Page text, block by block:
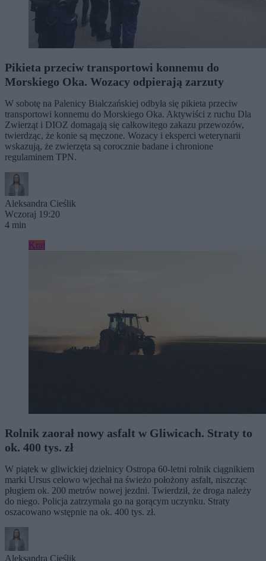
Pikieta przeciw transportowi konnemu do
Morskiego Oka. Wozacy odpierają zarzuty
W sobotę na Palenicy Białczańskiej odbyła się pikieta przeciw
transportowi konnemu do Morskiego Oka. Aktywiści z ruchu Dla
Zwierząt i DIOZ domagają się całkowitego zakazu przewozów,
twierdząc, że konie są męczone. Wozacy i eksperci weterynarii
wskazują, że zwierzęta są corocznie badane i chronione
regulaminem TPN.
Aleksandra Cieślik
Wczoraj 19:20
4 min
Kraj
Rolnik zaorał nowy asfalt w Gliwicach. Straty to
ok. 400 tys. zł
W piątek w gliwickiej dzielnicy Ostropa 60-letni rolnik ciągnikiem
marki Ursus celowo wjechał na świeżo położony asfalt, niszcząc
pługiem ok. 200 metrów nowej jezdni. Twierdził, że droga należy
do niego. Policja zatrzymała go na gorącym uczynku. Straty
oszacowano wstępnie na ok. 400 tys. zł.
Aleksandra Cieślik